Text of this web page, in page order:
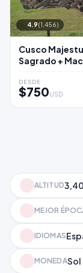
4.9(1,456)
Cusco
Sagrado +
DESDE
$750USD
ALTITUD
MEJOR
IDIOMAS
MONEDASol